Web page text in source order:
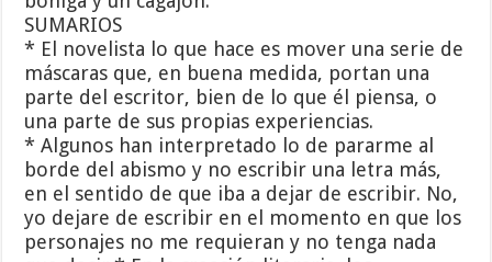
SUMARIOS
* El novelista lo que hace es mover una serie de
máscaras que, en buena medida, portan una
parte del escritor, bien de lo que él piensa, o
una parte de sus propias experiencias.
* Algunos han interpretado lo de pararme al
borde del abismo y no escribir una letra más,
en el sentido de que iba a dejar de escribir. No,
yo dejare de escribir en el momento en que los
personajes no me requieran y no tenga nada